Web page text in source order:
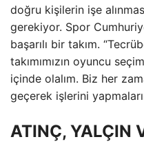
doğru kişilerin işe
gerekiyor. Spor
başarılı bir takım.
takımımızın oyuncu
içinde olalım. Biz her
geçerek işlerini
ATINÇ, YALÇIN